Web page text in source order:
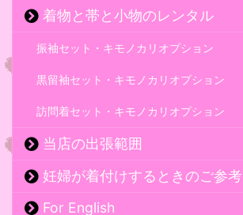
着物と帯と小物のレンタル
振袖セット・キモノカリオプション
黒留袖セット・キモノカリオプション
訪問着セット・キモノカリオプション
当店の出張範囲
妊婦が着付けするときのご参考
For English